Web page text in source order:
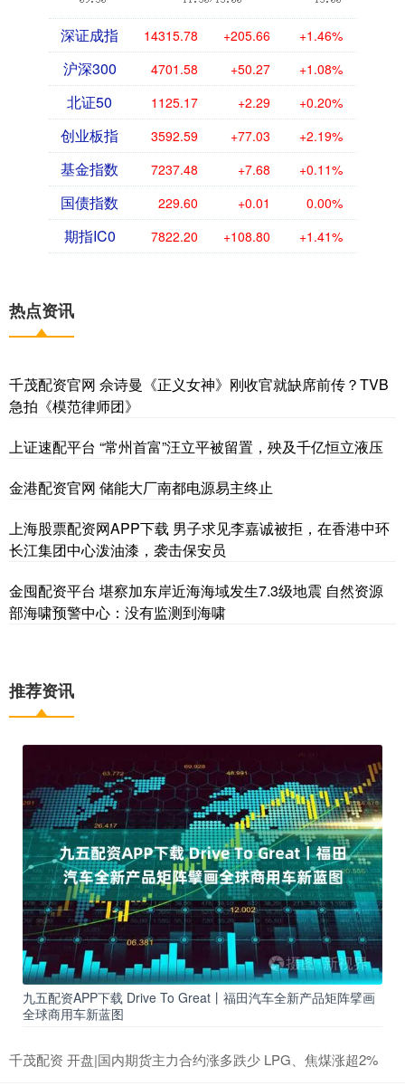
深证成指 14315.78 +205.66 +1.46%
沪深300 4701.58 +50.27 +1.08%
北证50 1125.17 +2.29 +0.20%
创业板指 3592.59 +77.03 +2.19%
基金指数 7237.48 +7.68 +0.11%
国债指数 229.60 +0.01 0.00%
期指IC0 7822.20 +108.80 +1.41%
热点资讯
千茂配资官网 佘诗曼《正义女神》刚收官就缺席前传？TVB
急拍《模范律师团》
上证速配平台 “常州首富”汪立平被留置，殃及千亿恒立液压
金港配资官网 储能大厂南都电源易主终止
上海股票配资网APP下载 男子求见李嘉诚被拒，在香港中环
长江集团中心泼油漆，袭击保安员
金囤配资平台 堪察加东岸近海海域发生7.3级地震 自然资源
部海啸预警中心：没有监测到海啸
推荐资讯
九五配资APP下载 Drive To Great丨福田汽车全新产品矩阵擘画
全球商用车新蓝图
千茂配资 开盘|国内期货主力合约涨多跌少 LPG、焦煤涨超2%